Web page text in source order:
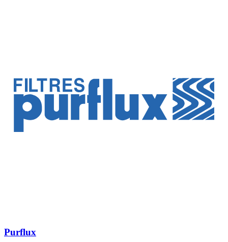
Purflux